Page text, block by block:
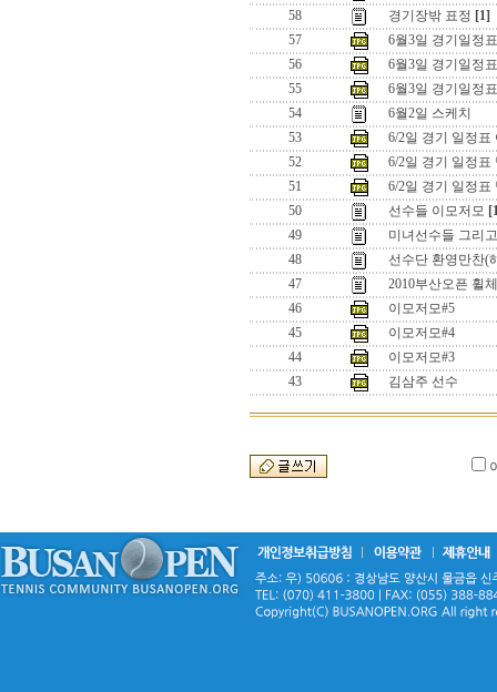
58
경기장밖 표정 [1]
57
6월3일 경기일정
56
6월3일 경기일정
55
6월3일 경기일정
54
6월2일 스케치
53
6/2일 경기 일정표
52
6/2일 경기 일정표
51
6/2일 경기 일정표
50
선수들 이모저모
49
미녀선수들 그리
48
선수단 환영만찬(
47
2010부산오픈 휠
46
이모저모#5
45
이모저모#4
44
이모저모#3
43
김삼주 선수